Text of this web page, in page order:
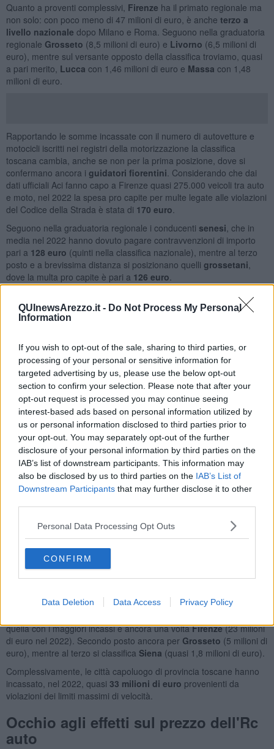
QUInewsArezzo.it - Do Not Process My Personal
Information
If you wish to opt-out of the sale, sharing to third parties, or
processing of your personal or sensitive information for
targeted advertising by us, please use the below opt-out
section to confirm your selection. Please note that after your
opt-out request is processed you may continue seeing
interest-based ads based on personal information utilized by
us or personal information disclosed to third parties prior to
your opt-out. You may separately opt-out of the further
disclosure of your personal information by third parties on the
IAB’s list of downstream participants. This information may
also be disclosed by us to third parties on the IAB’s List of
Downstream Participants that may further disclose it to other
Personal Data Processing Opt Outs
CONFIRM
Data Deletion Data Access Privacy Policy
Quanto a proventi complessivi, Firenze ha il primato regionale ma
non solo: con poco meno di 47 milioni di euro, è anche terzo a
livello nazionale dopo Milano e Roma. Seguono nella graduatoria
regionale Grosseto (8,5 milioni di euro) e Livorno (6,5 milioni di
euro), mentre sul versante opposto della classifica troviamo, quasi
a pari merito, Lucca con 1,46 milioni di euro e Massa con 1,48
milioni di euro.
Rapportando le somme incassate con il numero di autovetture e
motocicli iscritti nei registri della motorizzazione la classifica
toscana cambia, anche se non per la prima posizione, dove si
confermano ancora i guidatori fiorentini . Considerando che dai
dati ufficiali Aci fanno capo a Firenze quasi 275.000 veicoli tra auto
e moto, nel 2022 la spesa pro capite per multe legate alle violazioni
del Codice della Strada è stata di 170 euro
Seguono nella graduatoria regionale i conducenti senesi , che in
media nel 2022 hanno dovuto pagare contravvenzioni di importo
pari a 128 euro (quinti nella classifica nazionale), mentre al terzo
posto e a brevissima distanza si posizionano quelli grossetani
dove la multa pro capite è pari a 126 euro
Fonte: Facile.it - Assicurazioni.it
Ai piedi del podio si trovanoPistoia(72 euro), seguita daPisa
euro),Livorno(49 euro),Arezzo(45 euro) ePrato, dove
automobilisti e motociclisti, in media, hanno dovuto sostenere multe
(26 euro) eLucca, provincia che con una multa pro capite
di soli 20 euro chiude la classifica della Toscana.
Le contravvenzioni per eccesso di
velocità
Limitando l’analisi ai soli proventi derivanti da violazioni ai limiti
quella con i maggiori incassi è ancora una voltaFirenze(23 milioni
di euro nel 2022). Secondo posto ancora perGrosseto (5 milioni di
euro), mentre al terzo si classifica Siena (quasi 1,8 milioni di euro).
Complessivamente, le città capoluogo di provincia toscane hanno
incassato, nel 2022, quasi 33 milioni di euro provenienti da
violazioni dei limiti massimi di velocità.
Occhio agli effetti sul prezzo dell'Rc
auto